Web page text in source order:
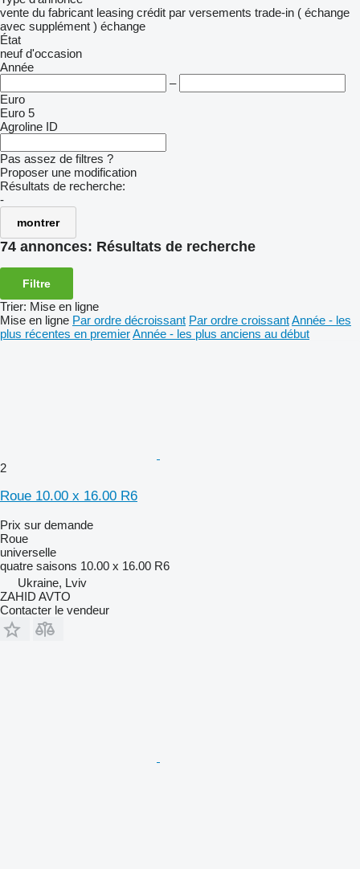
vente du fabricant leasing crédit par versements trade-in ( échange
avec supplément ) échange
État
neuf d'occasion
Année
–
Euro
Euro 5
Agroline ID
Pas assez de filtres ?
Proposer une modification
Résultats de recherche:
-
montrer
74 annonces: Résultats de recherche
Filtre
Trier: Mise en ligne
Mise en ligne Par ordre décroissant Par ordre croissantAnnée - les
plus récentes en premierAnnée - les plus anciens au début
2
Roue 10.00 x 16.00 R6
Prix sur demande
Roue
universelle
quatre saisons 10.00 x 16.00 R6
Ukraine, Lviv
ZAHID AVTO
Contacter le vendeur